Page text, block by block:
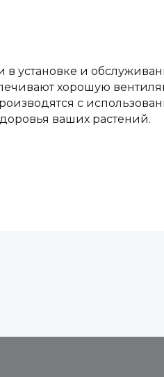
установке и
хорошую
с
ваших растений.